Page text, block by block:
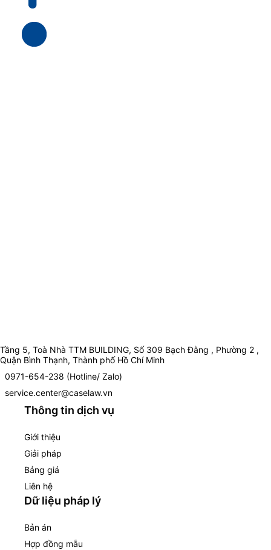
Tầng 5, Toà Nhà TTM BUILDING, Số 309 Bạch Đằng , Phường 2 ,
Quận Bình Thạnh, Thành phố Hồ Chí Minh
0971-654-238 (Hotline/ Zalo)
service.center@caselaw.vn
Thông tin dịch vụ
Giới thiệu
Giải pháp
Bảng giá
Liên hệ
Dữ liệu pháp lý
Bản án
Hợp đồng mẫu